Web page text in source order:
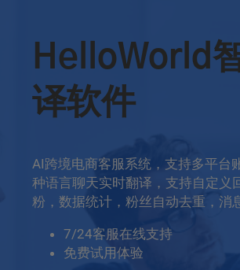
HelloWorld
译软件
AI跨境电商客服系统，支持多平台
种语言聊天实时翻译，支持自定义
粉，数据统计，粉丝自动去重，消
7/24客服在线支持
免费试用体验